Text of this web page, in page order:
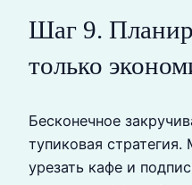
Шаг 9.
только
Бесконечное
тупиковая
урезать кафе и